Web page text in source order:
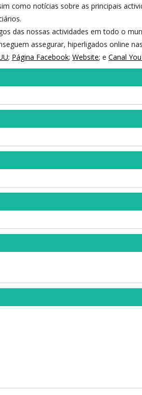
como notícias sobre as principais
das nossas actividades em todo o
assegurar, hiperligados online
; Página Facebook; Website; e Canal